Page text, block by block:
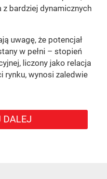
bardziej dynamicznych
uwagę, że potencjał
w pełni – stopień
liczony jako relacja
wynosi zaledwie
DALEJ